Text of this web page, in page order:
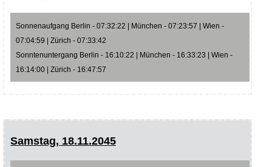
Sonnenaufgang Berlin - 07:32:22 | München - 07:23:57 | Wien -
07:04:59 | Zürich - 07:33:42
Sonntenuntergang Berlin - 16:10:22 | München - 16:33:23 | Wien -
16:14:00 | Zürich - 16:47:57
Samstag, 18.11.2045